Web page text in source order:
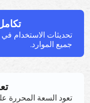
تحديثات الاستخدام
جميع الموارد.
تعود السعة المحررة